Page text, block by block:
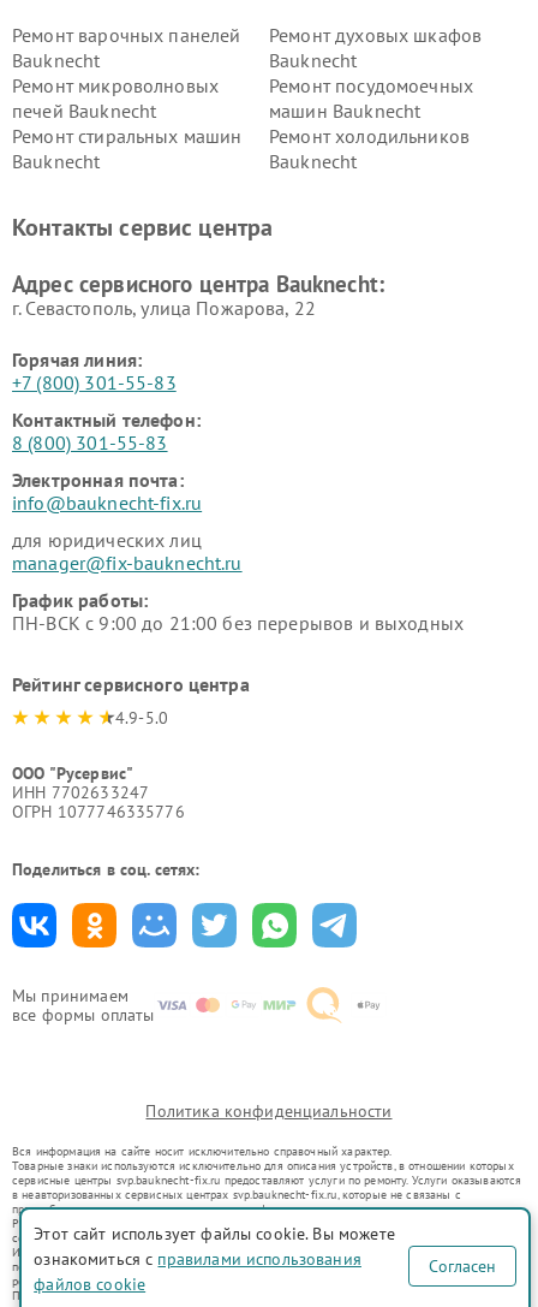
Мы принимаем
все формы оплаты
Ремонт варочных панелей
Bauknecht
Ремонт духовых шкафов
Bauknecht
Ремонт микроволновых
печей Bauknecht
Ремонт посудомоечных
машин Bauknecht
Ремонт стиральных машин
Bauknecht
Ремонт холодильников
Bauknecht
Контакты сервис центра
Адрес сервисного центра Bauknecht:
г. Севастополь, улица Пожарова, 22
Горячая линия:
+7 (800) 301-55-83
Контактный телефон:
8 (800) 301-55-83
Электронная почта:
info@bauknecht-fix.ru
для юридических лиц
manager@fix-bauknecht.ru
График работы:
ПН-ВСК с 9:00 до 21:00 без перерывов и выходных
Рейтинг сервисного центра
4.9-5.0
ООО "Русервис"
ИНН 7702633247
ОГРН 1077746335776
Поделиться в соц. сетях:
Политика конфиденциальности
Вся информация на сайте носит исключительно справочный характер.
Товарные знаки используются исключительно для описания устройств, в отношении которых
сервисные центры svp.bauknecht-fix.ru предоставляют услуги по ремонту. Услуги оказываются
в неавторизованных сервисных центрах svp.bauknecht-fix.ru, которые не связаны с
правообладателями товарных знаков или их официальными представителями.
Ремонт осуществляется для устройств, уже введенных в гражданский оборот в соответствии
со статьей 1487 ГК РФ.
Использование товарных знаков не преследует цели индивидуализации услуг или введения
потребителей в заблуждение, а служит для информирования о предоставляемых услугах по
ремонту техники указанных брендов.
Представленная на сайте информация не является публичной офертой, определяемой
Этот сайт использует файлы cookie. Вы можете
ознакомиться с правилами использования
файлов cookie
Согласен